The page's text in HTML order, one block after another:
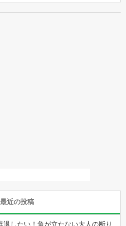
最近の投稿
したい！角が立たない大人の断り